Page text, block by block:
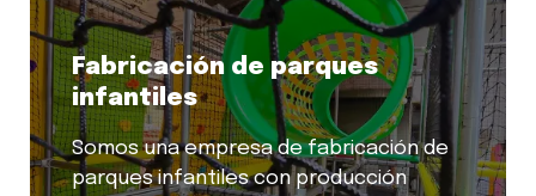
Fabricación de parques
infantiles
Somos una empresa de fabricación de
parques infantiles con producción